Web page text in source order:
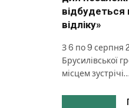
відліку»
З 6 по 9 серпня
Брусилівської
місцем зустрічі…